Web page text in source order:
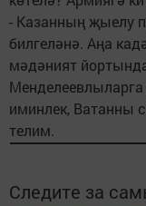
- Казанның җыелу
билгеләнә. Аңа
мәдәният
иминлек, Ватанны
телим.
Следите за